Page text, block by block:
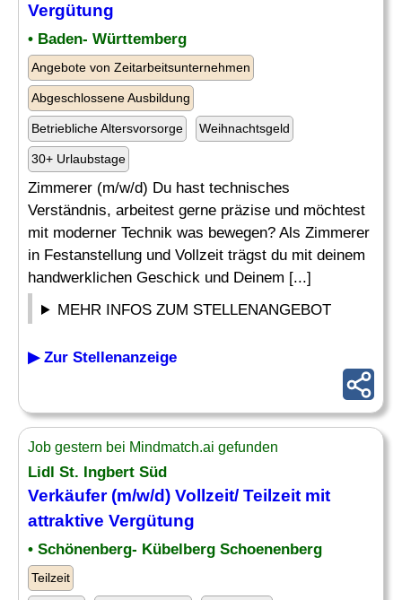
Vergütung
• Baden- Württemberg
Angebote von Zeitarbeitsunternehmen
Abgeschlossene Ausbildung
Betriebliche Altersvorsorge Weihnachtsgeld
30+ Urlaubstage
Zimmerer (m/w/d) Du hast technisches
Verständnis, arbeitest gerne präzise und möchtest
mit moderner Technik was bewegen? Als Zimmerer
in Festanstellung und Vollzeit trägst du mit deinem
handwerklichen Geschick und Deinem [...]
MEHR INFOS ZUM STELLENANGEBOT
▶ Zur Stellenanzeige
Job gestern bei Mindmatch.ai gefunden
Lidl St. Ingbert Süd
Verkäufer (m/w/d) Vollzeit/ Teilzeit mit
attraktive Vergütung
• Schönenberg- Kübelberg Schoenenberg
Teilzeit